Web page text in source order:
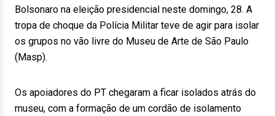
Bolsonaro na eleição presidencial neste domingo, 28. A
tropa de choque da Polícia Militar teve de agir para isolar
os grupos no vão livre do Museu de Arte de São Paulo
(Masp).
Os apoiadores do PT chegaram a ficar isolados atrás do
museu, com a formação de um cordão de isolamento